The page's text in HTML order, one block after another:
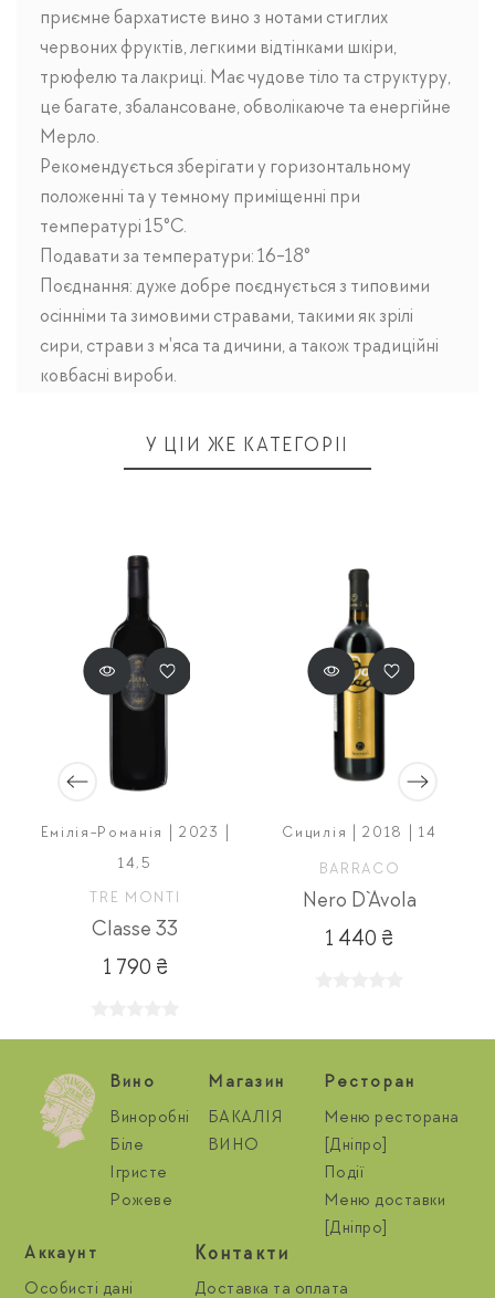
приємне бархатисте вино з нотами стиглих
червоних фруктів, легкими відтінками шкіри,
трюфелю та лакриці. Має чудове тіло та структуру,
це багате, збалансоване, обволікаюче та енергійне
Мерло.
Рекомендується зберігати у горизонтальному
положенні та у темному приміщенні при
температурі 15°C.
Подавати за температури: 16-18°
Поєднання: дуже добре поєднується з типовими
осінніми та зимовими стравами, такими як зрілі
сири, страви з м'яса та дичини, а також традиційні
ковбасні вироби.
У ЦІЙ ЖЕ КАТЕГОРІЇ
Емілія-Романія | 2023 |
14,5
TRE MONTI
Сlasse 33
1 790 ₴
Сицилія | 2018 | 14
BARRACO
Nero D`Avola
1 440 ₴
Вино
Виноробні
Біле
Ігристе
Рожеве
Магазин
БАКАЛІЯ
ВИНО
Ресторан
Меню ресторана
[Дніпро]
Події
Меню доставки
[Дніпро]
Aккаунт
Особисті дані
Контакти
Доставка та оплата